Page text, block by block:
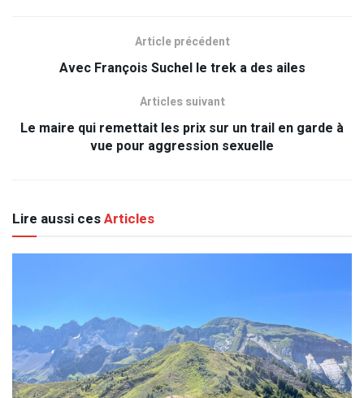
Article précédent
Avec François Suchel le trek a des ailes
Articles suivant
Le maire qui remettait les prix sur un trail en garde à
vue pour aggression sexuelle
Lire aussi cesArticles